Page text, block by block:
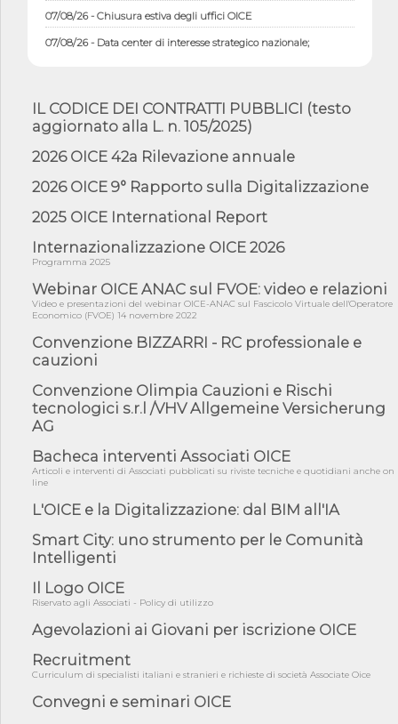
07/08/26 - Chiusura estiva degli uffici OICE
07/08/26 - Data center di interesse strategico nazionale;
interventi pe...
07/08/26 - Ponte sullo Stretto di Messina: deliberata la
sussistenza di...
07/08/26 - Tunnel Brennero, dal Cipess via libera al quinto lotto
06/08/26 - Istat, produzione industriale in calo dell'1% a giugno,
con ...
riqualificazione sism...
06/08/26 - CdM: approvato il d.lgs. di adeguamento all’AI Act in
06/08/26 - DDL delegazione europea in Cdm per recepimento
norme UE in m...
05/08/26 - DL Infrastrutture e PNRR è legge: approvata oggi la
fiducia...
05/08/26 - Focus OICE sul DDL di riforma della responsabilità
05/08/26 - Anac: pubblicata la Relazione illustrativa al Bando tipo
2 s...
05/08/26 - SAVE THE DATE: Assemblea Pubblica Confindustria
05/08/26 - Successo OICE per il bando della Città metropolitana
di Reg...
05/08/26 - Lettera OICE per il bando della Giunta Regionale della
Campa...
04/08/26 - DL PA: previste cancellazioni da elenchi professionisti
per ...
04/08/26 - International Sustainable Buildings Competition -
COP31, An...
04/08/26 - CdS, project financing: progetto di fattibilità da
IL CODICE DEI CONTRATTI PUBBLICI (testo
aggiornato alla L. n. 105/2025)
2026 OICE 42a Rilevazione annuale
2026 OICE 9° Rapporto sulla Digitalizzazione
2025 OICE International Report
Internazionalizzazione OICE 2026
Programma 2025
Webinar OICE ANAC sul FVOE: video e relazioni
Video e presentazioni del webinar OICE-ANAC sul Fascicolo Virtuale dell'Operatore
Economico (FVOE) 14 novembre 2022
Convenzione BIZZARRI - RC professionale e
cauzioni
Convenzione Olimpia Cauzioni e Rischi
tecnologici s.r.l /VHV Allgemeine Versicherung
AG
Bacheca interventi Associati OICE
Articoli e interventi di Associati pubblicati su riviste tecniche e quotidiani anche on
line
L'OICE e la Digitalizzazione: dal BIM all'IA
Smart City: uno strumento per le Comunità
Intelligenti
Il Logo OICE
Riservato agli Associati - Policy di utilizzo
Agevolazioni ai Giovani per iscrizione OICE
Recruitment
Curriculum di specialisti italiani e stranieri e richieste di società Associate Oice
Convegni e seminari OICE